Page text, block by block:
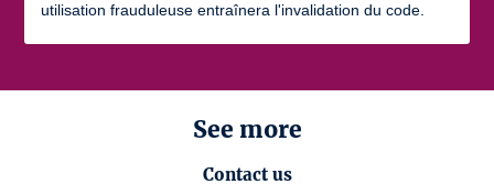
utilisation frauduleuse entraînera l'invalidation du code.
See more
Contact us